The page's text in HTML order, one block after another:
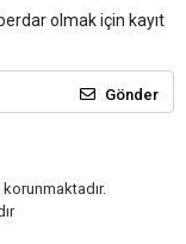
olmak için kayıt
Gönder